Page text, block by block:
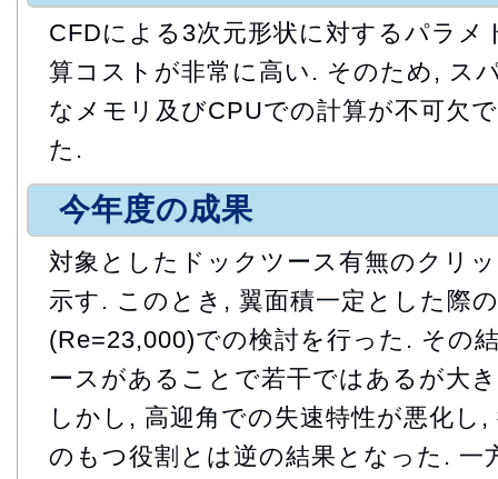
CFDによる3次元形状に対するパラ
算コストが非常に高い. そのため, ス
なメモリ及びCPUでの計算が不可欠
た.
今年度の成果
対象としたドックツース有無のクリ
示す. このとき, 翼面積一定とした際
(Re=23,000)での検討を行った. その
ースがあることで若干ではあるが大
しかし, 高迎角での失速特性が悪化し
のもつ役割とは逆の結果となった. 一